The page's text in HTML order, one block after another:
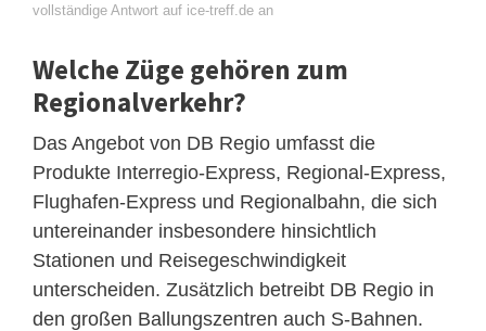
vollständige Antwort auf ice-treff.de an
Welche Züge gehören zum
Regionalverkehr?
Das Angebot von DB Regio umfasst die
Produkte Interregio-Express, Regional-Express,
Flughafen-Express und Regionalbahn, die sich
untereinander insbesondere hinsichtlich
Stationen und Reisegeschwindigkeit
unterscheiden. Zusätzlich betreibt DB Regio in
den großen Ballungszentren auch S-Bahnen.